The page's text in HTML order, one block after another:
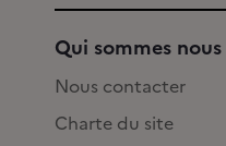
Qui sommes nous
Nous contacter
Charte du site